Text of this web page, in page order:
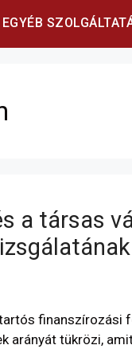
a társas
finanszírozási
arányát tükrözi,